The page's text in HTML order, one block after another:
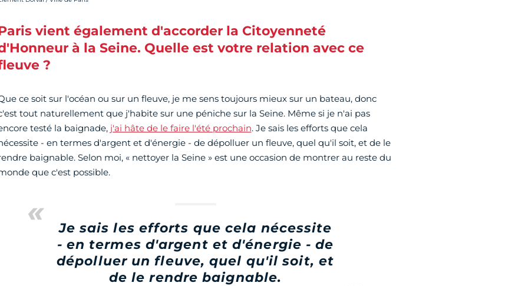
vient également d'accorder la Citoyenneté
à la Seine. Quelle est votre relation avec ce
?
ce soit sur l'océan ou sur un fleuve, je me sens toujours mieux sur un bateau, donc
tout naturellement que j'habite sur une péniche sur la Seine. Même si je n'ai pas
testé la baignade, j'ai hâte de le faire l'été prochain. Je sais les efforts que cela
- en termes d'argent et d'énergie - de dépolluer un fleuve, quel qu'il soit, et de le
baignable. Selon moi, « nettoyer la Seine » est une occasion de montrer au reste du
que c'est possible.
Je sais les efforts que cela nécessite
- en termes d'argent et d'énergie - de
dépolluer un fleuve, quel qu'il soit, et
de le rendre baignable.